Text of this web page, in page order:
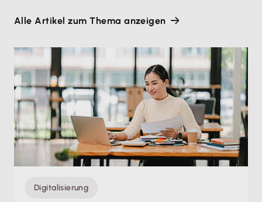
Alle Artikel zum Thema anzeigen
Digitalisierung